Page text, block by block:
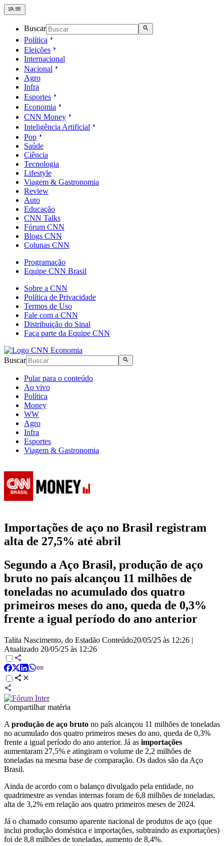
Buscar
Política
Eleições
Internacional
Nacional
Agro
Infra
Esportes
Economia
CNN Money
Inteligência Artificial
Pop
Saúde
Ciência
Tecnologia
Lifestyle
Viagem & Gastronomia
Review
Auto
Educação
CNN Talks
Fórum CNN
Blogs CNN
Colunas CNN
Programação
Equipe CNN Brasil
Sobre a CNN
Política de Privacidade
Termos de Uso
Fale com a CNN
Distribuição do Sinal
Faça parte da Equipe CNN
Buscar
Pular para o conteúdo
Ao vivo
Política
Money
WW
Agro
Infra
Esportes
Viagem & Gastronomia
Importações de aço no Brasil registram
alta de 27,5% até abril
Segundo a Aço Brasil, produção de aço
bruto no país alcançou 11 milhões de
toneladas no acumulado dos quatro
primeiros meses do ano, queda de 0,3%
frente a igual período do ano anterior
Talita Nascimento, do Estadão Conteúdo20/05/25 às 12:26 |
Atualizado 20/05/25 às 12:26
Compartilhar matéria
A produção de aço bruto no país alcançou 11 milhões de toneladas
no acumulado dos quatro primeiros meses do ano, queda de 0,3%
frente a igual período do ano anterior. Já as importações
aumentaram 27,5% e atingiram o volume de 2,2 milhões de
toneladas na mesma base de comparação. Os dados são da Aço
Brasil.
Ainda de acordo com o balanço divulgado pela entidade, no
quadrimestre as vendas internas foram de 6,8 milhões de toneladas,
alta de 3,2% em relação aos quatro primeiros meses de 2024.
Já o chamado consumo aparente nacional de produtos de aço (que
inclui produção doméstica e importações, subtraindo as exportações)
foi de 8,8 milhões de toneladas, aumento de 8,4%.